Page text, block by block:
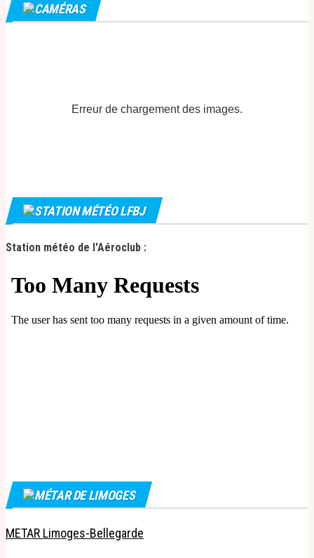
g
è
n
e
CAMÉRAS
Erreur de chargement des images.
STATION MÉTÉO LFBJ
Station météo de l'Aéroclub :
MÉTAR DE LIMOGES
METAR Limoges-Bellegarde